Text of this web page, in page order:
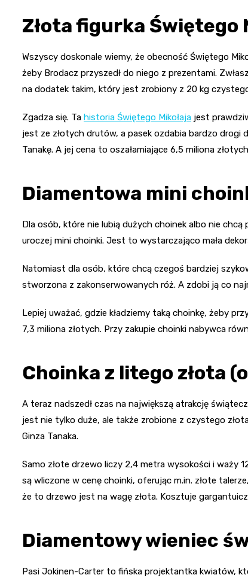
Złota figurka Świętego
Wszyscy doskonale wiemy, że obecność Świętego
żeby Brodacz przyszedł do niego z prezentami.
na dodatek takim, który jest zrobiony z 20 kg
Zgadza się. Ta historia Świętego Mikołaja jest
jest ze złotych drutów, a pasek ozdabia bardzo drogi
Tanakę. A jej cena to oszałamiające 6,5 miliona
Diamentowa mini
Dla osób, które nie lubią dużych choinek albo nie
uroczej mini choinki. Jest to wystarczająco mała
Natomiast dla osób, które chcą czegoś bardziej
stworzona z zakonserwowanych róż. A zdobi ją co
Lepiej uważać, gdzie kładziemy taką choinkę, żeby
7,3 miliona złotych. Przy zakupie choinki nabywca
Choinka z litego złota
A teraz nadszedł czas na największą atrakcję
jest nie tylko duże, ale także zrobione z czystego
Ginza Tanaka.
Samo złote drzewo liczy 2,4 metra wysokości i waży
są wliczone w cenę choinki, oferując m.in. złote
że to drzewo jest na wagę złota. Kosztuje
Diamentowy wieniec
Pasi Jokinen-Carter to fińska projektantka kwiatów,